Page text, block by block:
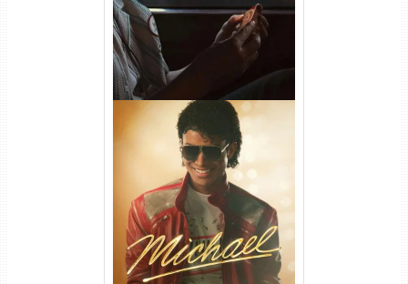
Michael Torrent (2026) WEB-
DL 1080p/4K Dual Áudio